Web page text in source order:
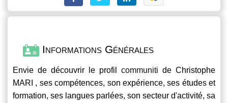
Informations Générales
Envie de découvrir le profil communiti de Christophe
MARI , ses compétences, son expérience, ses études et
formation, ses langues parlées, son secteur d'activité, sa